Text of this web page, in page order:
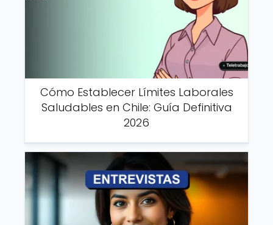
Cómo Establecer Límites Laborales
Saludables en Chile: Guía Definitiva
2026